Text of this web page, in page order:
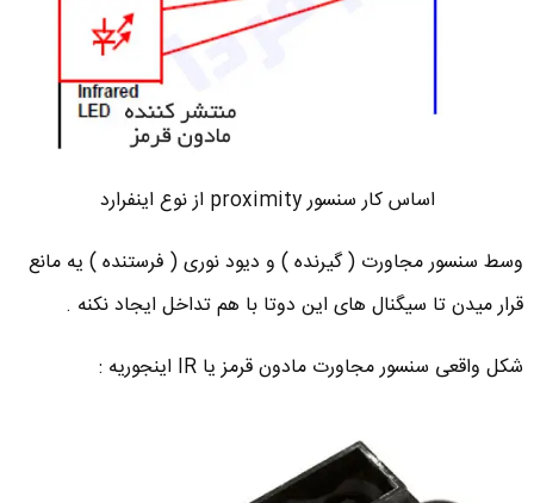
اساس کار سنسور proximity از نوع اینفرارد
وسط سنسور مجاورت ( گیرنده ) و دیود نوری ( فرستنده ) یه مانع
قرار میدن تا سیگنال های این دوتا با هم تداخل ایجاد نکنه .
شکل واقعی سنسور مجاورت مادون قرمز یا IR اینجوریه :